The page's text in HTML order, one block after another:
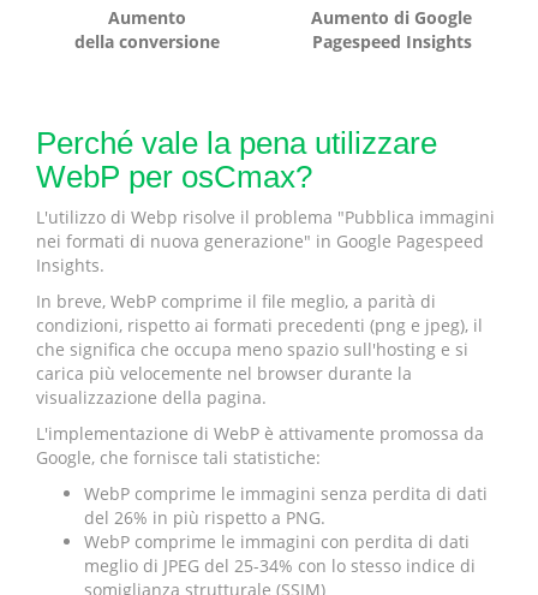
Aumento
della conversione
Aumento di Google
Pagespeed Insights
Perché vale la pena utilizzare
WebP per osCmax?
L'utilizzo di Webp risolve il problema "Pubblica immagini
nei formati di nuova generazione" in Google Pagespeed
Insights.
In breve, WebP comprime il file meglio, a parità di
condizioni, rispetto ai formati precedenti (png e jpeg), il
che significa che occupa meno spazio sull'hosting e si
carica più velocemente nel browser durante la
visualizzazione della pagina.
L'implementazione di WebP è attivamente promossa da
Google, che fornisce tali statistiche:
WebP comprime le immagini senza perdita di dati
del 26% in più rispetto a PNG.
WebP comprime le immagini con perdita di dati
meglio di JPEG del 25-34% con lo stesso indice di
somiglianza strutturale (SSIM)